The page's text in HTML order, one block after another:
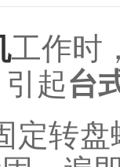
工作时
起台
转盘